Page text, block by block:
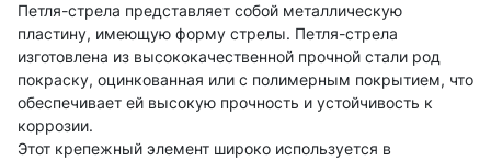
Петля-стрела представляет собой металлическую
пластину, имеющую форму стрелы. Петля-стрела
изготовлена из высококачественной прочной стали род
покраску, оцинкованная или с полимерным покрытием, что
обеспечивает ей высокую прочность и устойчивость к
коррозии.
Этот крепежный элемент широко используется в